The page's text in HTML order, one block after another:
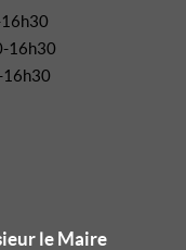
16h30
le Maire